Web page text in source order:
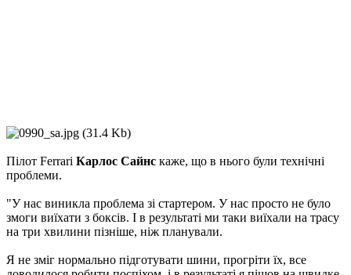
Пілот Ferrari Карлос Сайнс каже, що в нього були технічні
проблеми.
"У нас виникла проблема зі стартером. У нас просто не було
змоги виїхати з боксів. І в результаті ми таки виїхали на трасу
на три хвилини пізніше, ніж планували.
Я не зміг нормально підготувати шини, прогріти їх, все